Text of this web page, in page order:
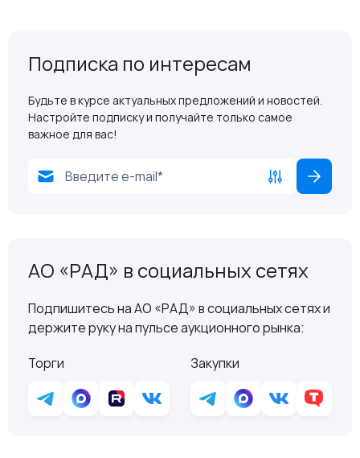
Подписка по интересам
Будьте в курсе актуальных предложений и новостей.
Настройте подписку и получайте только самое
важное для вас!
АО «РАД» в социальных сетях
Подпишитесь на АО «РАД» в социальных сетях и
держите руку на пульсе аукционного рынка:
Торги
Закупки